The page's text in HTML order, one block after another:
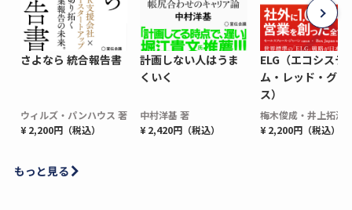
さよなら 統合報告書
ウィルズ・パンハウス 著
¥ 2,200円（税込）
計画しない人はうま
くいく
中村洋基 著
¥ 2,420円（税込）
ELG（エコシステ
ム・レッド・グロ
ス）
梅木俊成・井上拓海
¥ 2,200円（税込）
もっと見る